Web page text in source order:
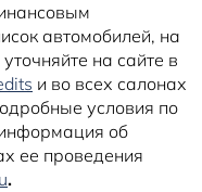
автомобилей, на
на сайте в
и во всех салонах
условия по
об
ее проведения
.